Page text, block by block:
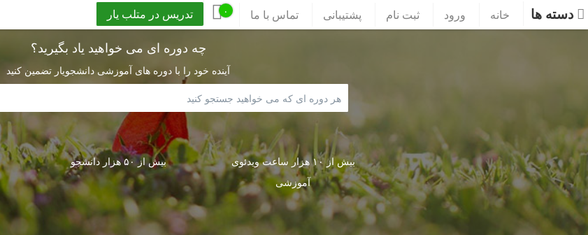
دسته ها خانه ورود ثبت نام پشتیبانی تماس با ما ۰ تدریس در متلب یار
چه دوره ای می خواهید یاد بگیرید؟
آینده خود را با دوره های آموزشی دانشجویار تضمین کنید
بیش از ۱۰ هزار ساعت ویدئوی
آموزشی
بیش از ۵۰ هزار دانشجو